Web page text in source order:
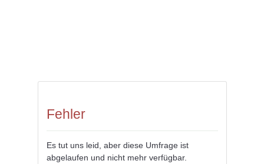
Fehler
Es tut uns leid, aber diese Umfrage ist
abgelaufen und nicht mehr verfügbar.